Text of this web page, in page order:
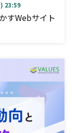
23:59
すWebサイト